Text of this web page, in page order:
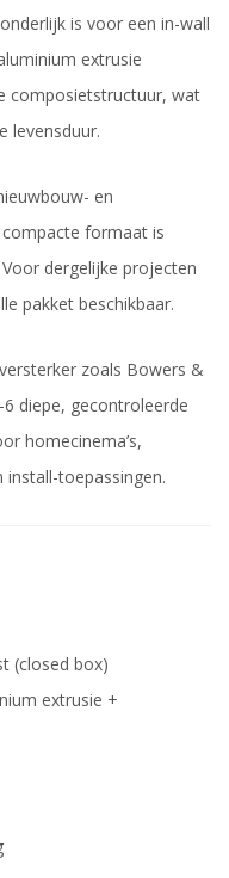
is voor een in-wall
extrusie
composietstructuur, wat
levensduur.
en
formaat is
dergelijke projecten
pakket beschikbaar.
zoals Bowers &
6 diepe, gecontroleerde
homecinema’s,
toepassingen.
(closed box)
extrusie +